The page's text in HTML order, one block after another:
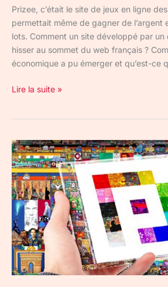
Prizee, c’était le site de jeux en ligne
permettait même de gagner de l’argent
lots. Comment un site développé par un
hisser au sommet du web français ?
économique a pu émerger et qu’est-ce
Lire la suite »
« La
géopolitique
expliquée
avec
des
pixels »
:
le
documentaire
de